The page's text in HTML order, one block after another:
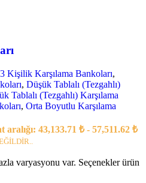
3 Kişilik Karşılama Bankoları,
, Düşük Tablalı (Tezgahlı)
Tablalı (Tezgahlı) Karşılama
, Orta Boyutlu Karşılama
aralığı: 43,133.71 ₺ - 57,511.62 ₺
varyasyonu var. Seçenekler ürün